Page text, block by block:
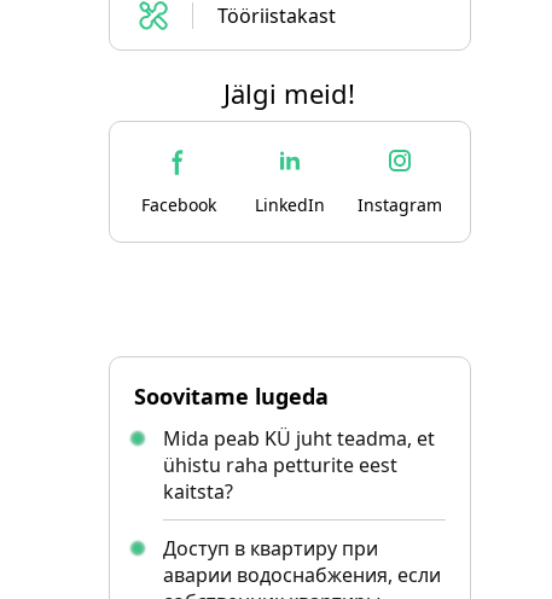
Tööriistakast
Jälgi meid!
Facebook LinkedIn Instagram
Soovitame lugeda
Mida peab KÜ juht teadma, et
ühistu raha petturite eest
kaitsta?
Доступ в квартиру при
аварии водоснабжения, если